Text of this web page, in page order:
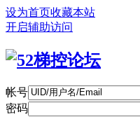
设为首页收藏本站
开启辅助访问
帐号
密码